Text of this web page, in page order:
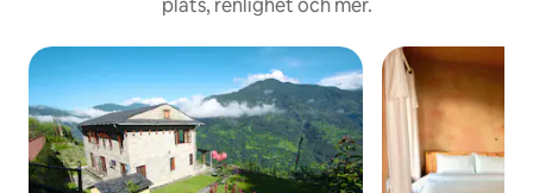
plats, renlighet och mer.